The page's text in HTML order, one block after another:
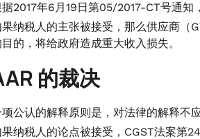
2017年6月19日第05/2017-CT号通知
纳税人的主张被接受，那么供应商（
的，将给政府造成重大收入损失。
的裁决
公认的解释原则是，对法律的解释不
纳税人的论点被接受，CGST法案第